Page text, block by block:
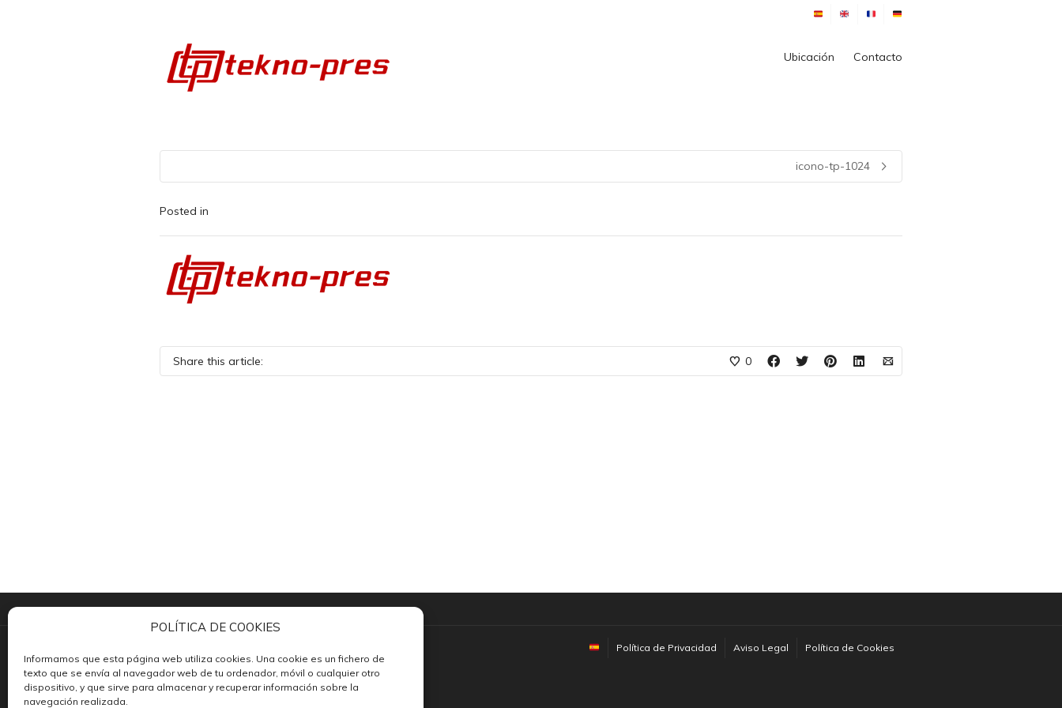
POLÍTICA DE COOKIES
Informamos que esta página web utiliza cookies. Una cookie es un fichero de
texto que se envía al navegador web de tu ordenador, móvil o cualquier otro
dispositivo, y que sirve para almacenar y recuperar información sobre la
navegación realizada.
Ubicación Contacto
icono-tp-1024
Posted in
Share this article: 0
Política de Privacidad Aviso Legal Política de Cookies